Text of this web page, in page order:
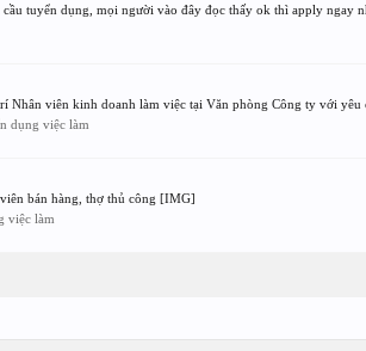
tuyển dụng, mọi người vào đây đọc thấy ok thì apply ngay
viên kinh doanh làm việc tại Văn phòng Công ty với yêu
dụng việc làm
bán hàng, thợ thủ công [IMG]
việc làm